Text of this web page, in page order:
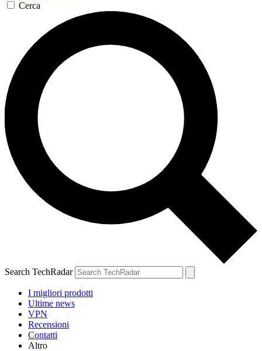
Cerca
Search TechRadar
I migliori prodotti
Ultime news
VPN
Recensioni
Contatti
Altro